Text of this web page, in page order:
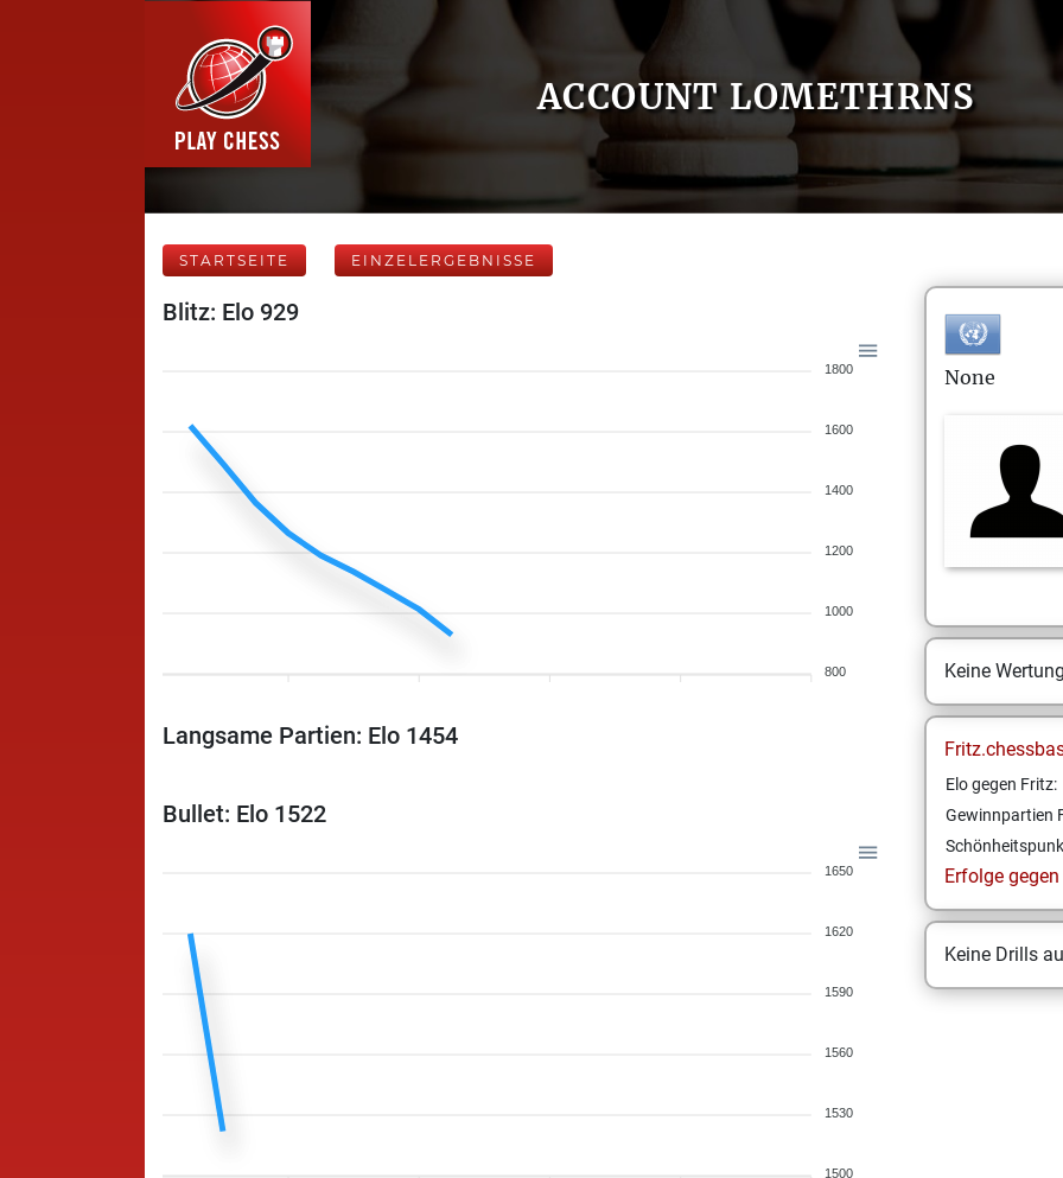
ACCOUNT LOMETHRNS
STARTSEITE EINZELERGEBNISSE
Blitz: Elo 929
1800
1600
1400
1200
1000
800
Langsame Partien: Elo 1454
Bullet: Elo 1522
1650
1620
1590
1560
1530
1500
None
Keine
Elo gegen Fritz:
Gewinnpartien
Erfolge
Keine Drills